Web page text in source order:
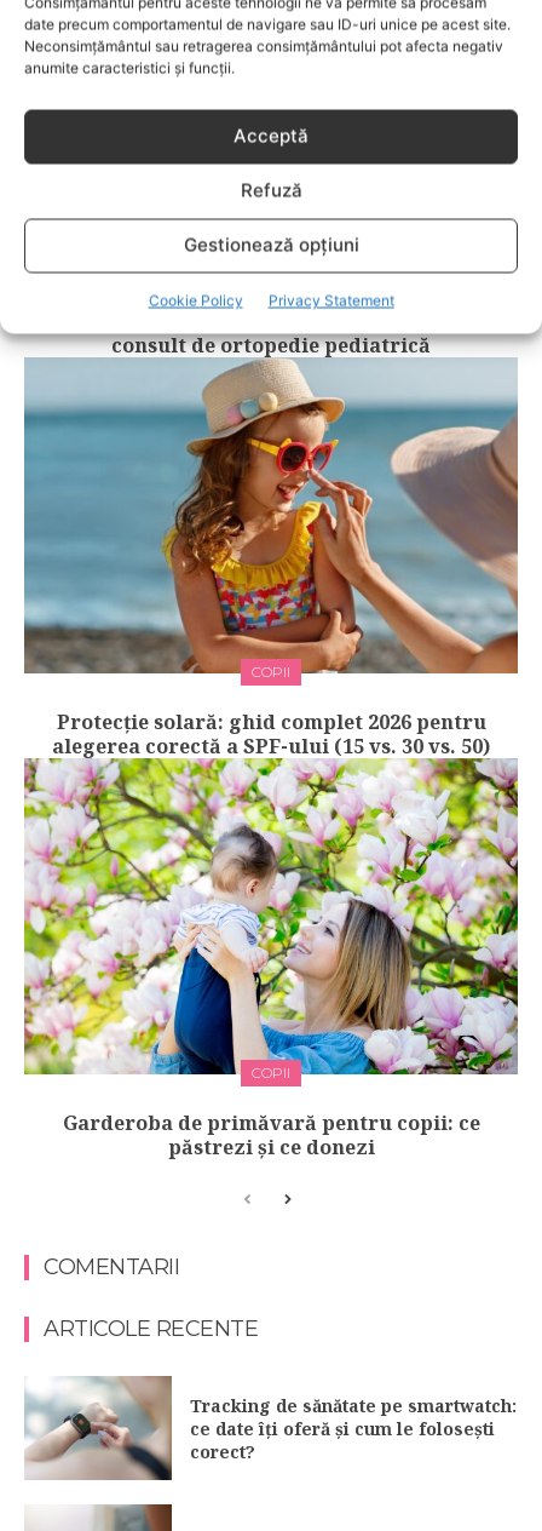
date precum comportamentul de navigare sau ID-uri unice pe acest site.
Neconsimțământul sau retragerea consimțământului pot afecta negativ
anumite caracteristici și funcții.
Acceptă
Refuză
Gestionează opțiuni
Cookie Policy Privacy Statement
COPII
consult de ortopedie pediatrică
COPII
Protecție solară: ghid complet 2026 pentru
alegerea corectă a SPF-ului (15 vs. 30 vs. 50)
COPII
Garderoba de primăvară pentru copii: ce
păstrezi și ce donezi
COMENTARII
ARTICOLE RECENTE
Tracking de sănătate pe smartwatch:
ce date îți oferă și cum le folosești
corect?